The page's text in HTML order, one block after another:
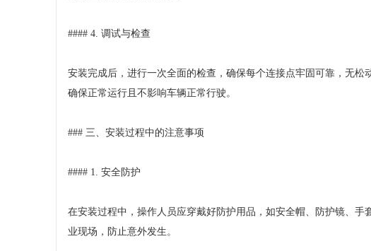
#### 4. 调试与检查
安装完成后，进行一次全面的检查，确保每个连接点牢固可靠，无
确保正常运行且不影响车辆正常行驶。
### 三、安装过程中的注意事项
#### 1. 安全防护
在安装过程中，操作人员应穿戴好防护用品，如安全帽、防护镜、
业现场，防止意外发生。